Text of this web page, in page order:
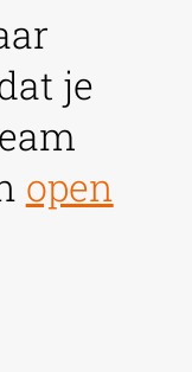
je
open